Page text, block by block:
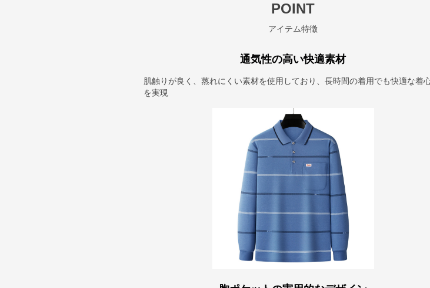
POINT
アイテム特徴
通気性の高い快適素材
肌触りが良く、蒸れにくい素材を使用しており、長時間の着用でも快適な着
を実現